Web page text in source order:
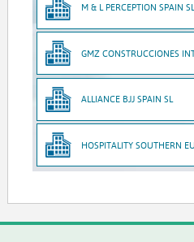
M & L PERCEPTION SPAIN
GMZ CONSTRUCCIONES
ALLIANCE BJJ SPAIN SL
HOSPITALITY SOUTHERN